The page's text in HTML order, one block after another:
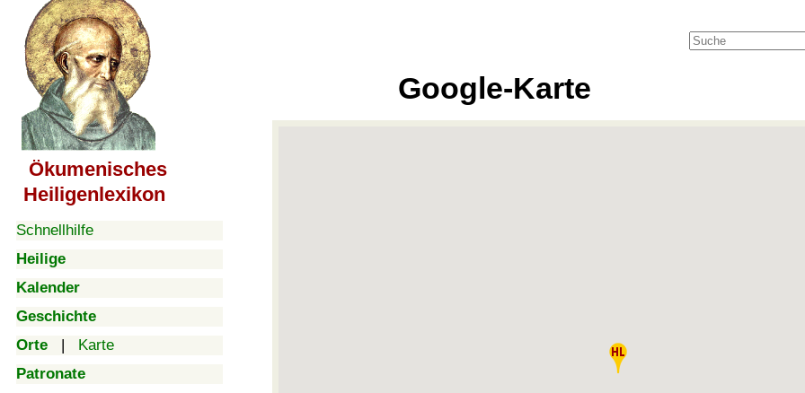
Ökumenisches
Heiligenlexikon
Schnellhilfe
Heilige
Kalender
Geschichte
Orte | Karte
Patronate
Google-Karte